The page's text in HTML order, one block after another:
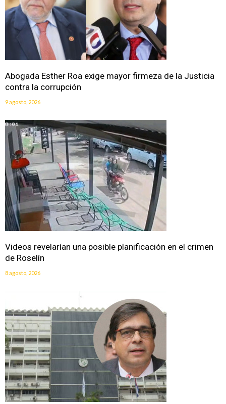
Abogada Esther Roa exige mayor firmeza de la Justicia
contra la corrupción
9 agosto, 2026
Videos revelarían una posible planificación en el crimen
de Roselín
8 agosto, 2026